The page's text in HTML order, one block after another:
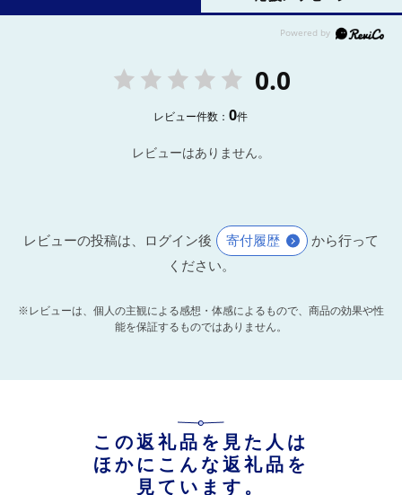
0.0
レビュー件数：0件
レビューはありません。
レビューの投稿は、ログイン後 寄付履歴
から行って
ください。
※レビューは、個人の主観による感想・体感によるもので、商品の効果や性
能を保証するものではありません。
この返礼品を見た人は
ほかにこんな返礼品を
見ています。